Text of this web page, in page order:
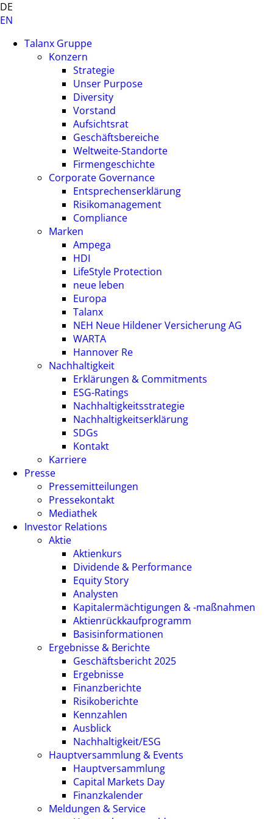
DE
EN
Talanx Gruppe
Konzern
Strategie
Unser Purpose
Diversity
Vorstand
Aufsichtsrat
Geschäftsbereiche
Weltweite-Standorte
Firmengeschichte
Corporate Governance
Entsprechenserklärung
Risikomanagement
Compliance
Marken
Ampega
HDI
LifeStyle Protection
neue leben
Europa
Talanx
NEH Neue Hildener Versicherung AG
WARTA
Hannover Re
Nachhaltigkeit
Erklärungen & Commitments
ESG-Ratings
Nachhaltigkeitsstrategie
Nachhaltigkeitserklärung
SDGs
Kontakt
Karriere
Presse
Pressemitteilungen
Pressekontakt
Mediathek
Investor Relations
Aktie
Aktienkurs
Dividende & Performance
Equity Story
Analysten
Kapitalermächtigungen & -maßnahmen
Aktienrückkaufprogramm
Basisinformationen
Ergebnisse & Berichte
Geschäftsbericht 2025
Ergebnisse
Finanzberichte
Risikoberichte
Kennzahlen
Ausblick
Nachhaltigkeit/ESG
Hauptversammlung & Events
Hauptversammlung
Capital Markets Day
Finanzkalender
Meldungen & Service